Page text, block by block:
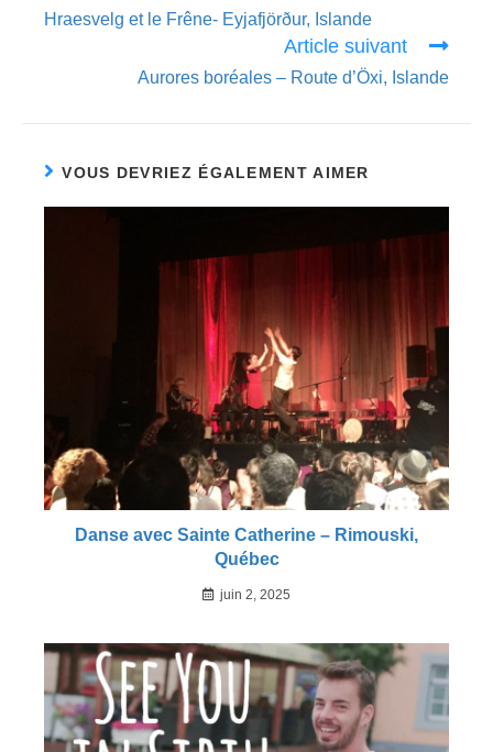
articles
Hraesvelg et le Frêne- Eyjafjörður, Islande
Article suivant
Aurores boréales – Route d’Öxi, Islande
VOUS DEVRIEZ ÉGALEMENT AIMER
Danse avec Sainte Catherine – Rimouski,
Québec
juin 2, 2025